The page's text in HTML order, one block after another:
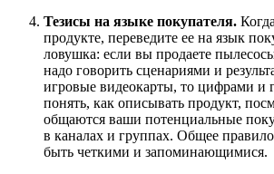
Тезисы на языке покупателя.
продукте, переведите ее на язык
ловушка: если вы продаете
надо говорить сценариями и
игровые видеокарты, то цифрами и
понять, как описывать продукт,
общаются ваши потенциальные
в каналах и группах. Общее
быть четкими и запоминающимися.